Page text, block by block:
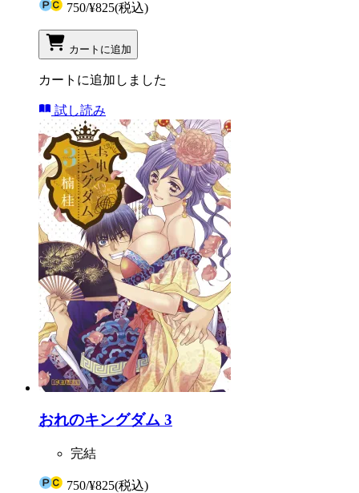
750/¥825(税込)
カートに追加
カートに追加しました
試し読み
おれのキングダム 3
完結
750/¥825(税込)